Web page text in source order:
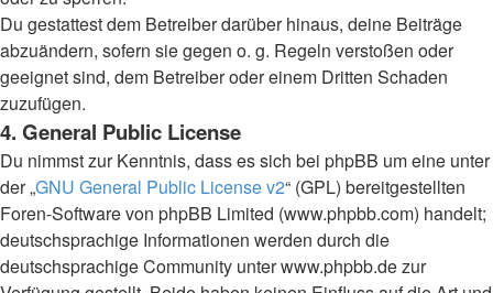
Du gestattest dem Betreiber darüber hinaus, deine Beiträge
abzuändern, sofern sie gegen o. g. Regeln verstoßen oder
geeignet sind, dem Betreiber oder einem Dritten Schaden
zuzufügen.
4. General Public License
Du nimmst zur Kenntnis, dass es sich bei phpBB um eine unter
der „GNU General Public License v2“ (GPL) bereitgestellten
Foren-Software von phpBB Limited (www.phpbb.com) handelt;
deutschsprachige Informationen werden durch die
deutschsprachige Community unter www.phpbb.de zur